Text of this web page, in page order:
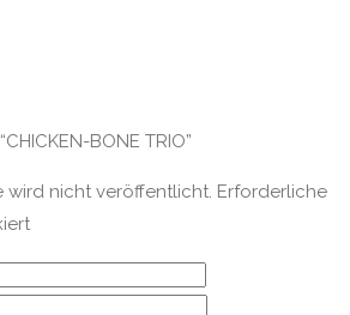
BONE TRIO”
wird nicht veröffentlicht. Erforderliche